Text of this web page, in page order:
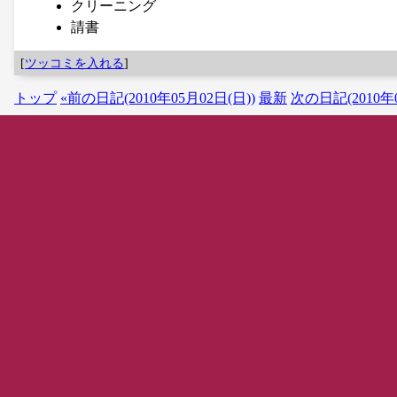
クリーニング
請書
[ツッコミを入れる]
トップ «前の日記(2010年05月02日(日)) 最新 次の日記(2010